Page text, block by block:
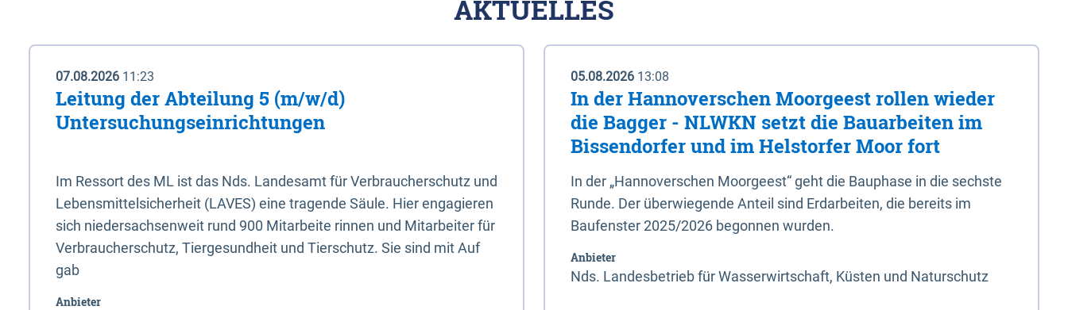
AKTUELLES
07.08.2026 11:23
Leitung der Abteilung 5 (m/w/d)
Untersuchungseinrichtungen
Im Ressort des ML ist das Nds. Landesamt für Verbraucherschutz und
Lebensmittelsicherheit (LAVES) eine tragende Säule. Hier engagieren
sich niedersachsenweit rund 900 Mitarbeite rinnen und Mitarbeiter für
Verbraucherschutz, Tiergesundheit und Tierschutz. Sie sind mit Auf
gab
Anbieter
05.08.2026 13:08
In der Hannoverschen Moorgeest rollen wieder
die Bagger - NLWKN setzt die Bauarbeiten im
Bissendorfer und im Helstorfer Moor fort
In der „Hannoverschen Moorgeest“ geht die Bauphase in die sechste
Runde. Der überwiegende Anteil sind Erdarbeiten, die bereits im
Baufenster 2025/2026 begonnen wurden.
Anbieter
Nds. Landesbetrieb für Wasserwirtschaft, Küsten und Naturschutz